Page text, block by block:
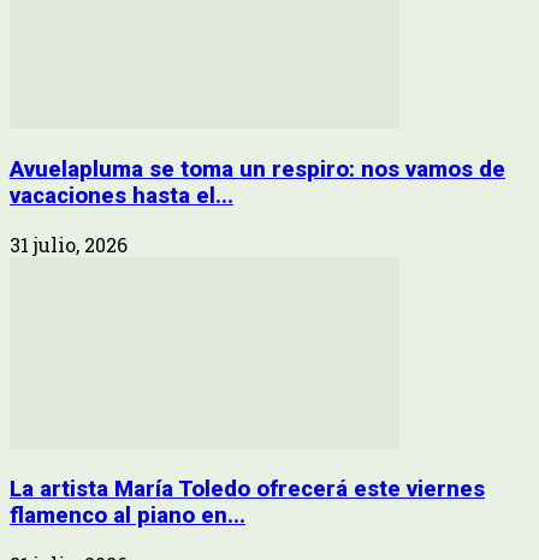
Avuelapluma se toma un respiro: nos vamos de
vacaciones hasta el...
31 julio, 2026
La artista María Toledo ofrecerá este viernes
flamenco al piano en...